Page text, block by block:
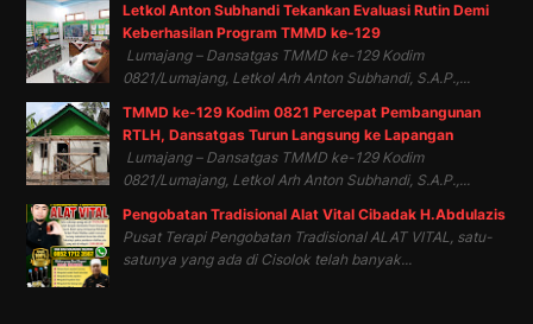
Letkol Anton Subhandi Tekankan Evaluasi Rutin Demi
Keberhasilan Program TMMD ke-129
Lumajang – Dansatgas TMMD ke-129 Kodim
0821/Lumajang, Letkol Arh Anton Subhandi, S.A.P.,...
TMMD ke-129 Kodim 0821 Percepat Pembangunan
RTLH, Dansatgas Turun Langsung ke Lapangan
Lumajang – Dansatgas TMMD ke-129 Kodim
0821/Lumajang, Letkol Arh Anton Subhandi, S.A.P.,...
Pengobatan Tradisional Alat Vital Cibadak H.Abdulazis
Pusat Terapi Pengobatan Tradisional ALAT VITAL, satu-
satunya yang ada di Cisolok telah banyak...